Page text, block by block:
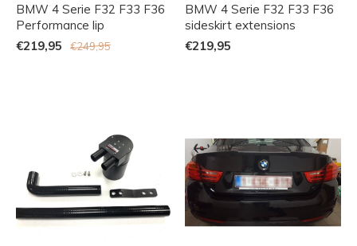
BMW 4 Serie F32 F33 F36
Performance lip
€219,95
€249,95
BMW 4 Serie F32 F33 F36
sideskirt extensions
€219,95